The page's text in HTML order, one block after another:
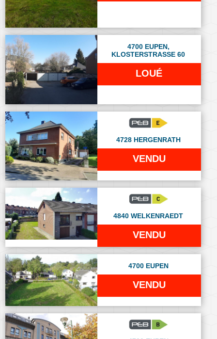
4700 EUPEN,
KLOSTERSTRASSE 60
LOUÉ
4728 HERGENRATH
VENDU
4840 WELKENRAEDT
VENDU
4700 EUPEN
VENDU